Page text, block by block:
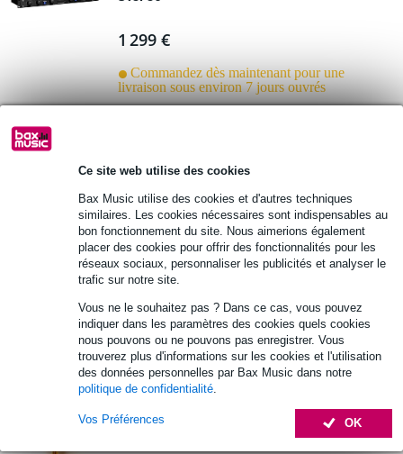
Ce site web utilise des cookies
Bax Music utilise des cookies et d'autres techniques
similaires. Les cookies nécessaires sont indispensables au
bon fonctionnement du site. Nous aimerions également
placer des cookies pour offrir des fonctionnalités pour les
réseaux sociaux, personnaliser les publicités et analyser le
trafic sur notre site.
Vous ne le souhaitez pas ? Dans ce cas, vous pouvez
indiquer dans les paramètres des cookies quels cookies
nous pouvons ou ne pouvons pas enregistrer. Vous
trouverez plus d'informations sur les cookies et l'utilisation
des données personnelles par Bax Music dans notre
politique de confidentialité.
OK
Vos Préférences
1 299 €
Commandez dès maintenant pour une
livraison sous environ 7 jours ouvrés
IGS Audio SPRINGTIME réverbération
analogique de studio
Prix public 3 981 € 3 315 €
Commandez dès maintenant pour une
livraison sous environ 7 jours ouvrés
Ajouter au panier
SOMA Microphone Bassy pour SOMA The
Pipe